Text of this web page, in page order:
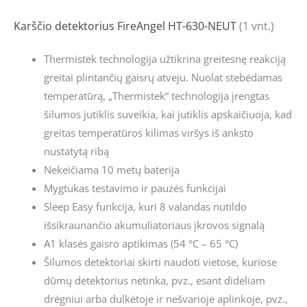
Karščio detektorius FireAngel HT-630-NEUT(1 vnt.)
Thermistek technologija užtikrina greitesnę reakciją
greitai plintančių gaisrų atveju. Nuolat stebėdamas
temperatūrą, „Thermistek“ technologija įrengtas
šilumos jutiklis suveikia, kai jutiklis apskaičiuoja, kad
greitas temperatūros kilimas viršys iš anksto
nustatytą ribą
Nekeičiama 10 metų baterija
Mygtukas testavimo ir pauzės funkcijai
Sleep Easy funkcija, kuri 8 valandas nutildo
išsikraunančio akumuliatoriaus įkrovos signalą
A1 klasės gaisro aptikimas (54 °C – 65 °C)
Šilumos detektoriai skirti naudoti vietose, kuriose
dūmų detektorius netinka, pvz., esant dideliam
drėgniui arba dulkėtoje ir nešvarioje aplinkoje, pvz.,